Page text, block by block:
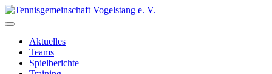
Aktuelles
Teams
Spielberichte